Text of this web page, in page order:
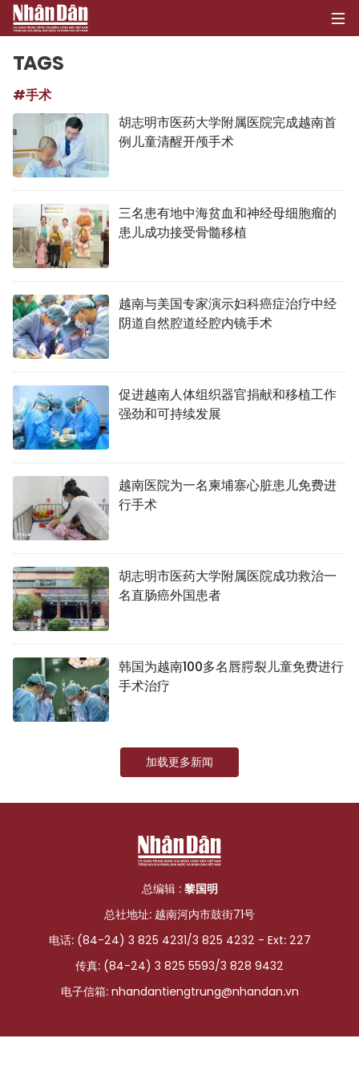
政治
社会
文化
旅游
史海
图表新闻
ENGLISH
РУССКИЙ
ESPAÑOL
TAGS
#手术
胡志明市医药大学附属医院完成越南首
例儿童清醒开颅手术
三名患有地中海贫血和神经母细胞瘤的
患儿成功接受骨髓移植
越南与美国专家演示妇科癌症治疗中经
阴道自然腔道经腔内镜手术
促进越南人体组织器官捐献和移植工作
强劲和可持续发展
越南医院为一名柬埔寨心脏患儿免费进
行手术
胡志明市医药大学附属医院成功救治一
名直肠癌外国患者
韩国为越南100多名唇腭裂儿童免费进行
手术治疗
加载更多新闻
总编辑 : 黎国明
总社地址: 越南河内市鼓街71号
电话: (84-24) 3 825 4231/3 825 4232 - Ext: 227
传真: (84-24) 3 825 5593/3 828 9432
电子信箱: nhandantiengtrung@nhandan.vn